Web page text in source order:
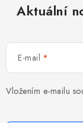
Aktuální
E-mail
Vložením e-mailu